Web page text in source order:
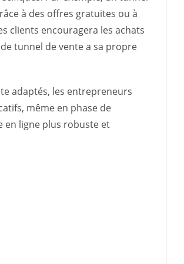
à des offres gratuites ou à
clients encouragera les achats
tunnel de vente a sa propre
adaptés, les entrepreneurs
même en phase de
en ligne plus robuste et